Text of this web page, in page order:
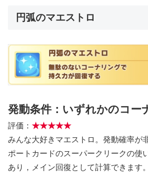
円弧のマエストロ
発動条件：いずれかのコー
評価： ★★★★★
みんな大好きマエストロ。発動確率が
ポートカードのスーパークリークの使
あり，メイン回復として計算できます